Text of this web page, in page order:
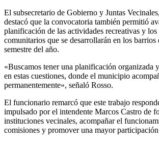
El subsecretario de Gobierno y Juntas
destacó que la convocatoria también permitió
planificación de las actividades recreativas y los
comunitarios que se desarrollarán en los barrios
semestre del año.
«Buscamos tener una planificación organizada
en estas cuestiones, donde el municipio
permanentemente», señaló Rosso.
El funcionario remarcó que este trabajo
impulsado por el intendente Marcos Castro de
instituciones vecinales, acompañar el
comisiones y promover una mayor